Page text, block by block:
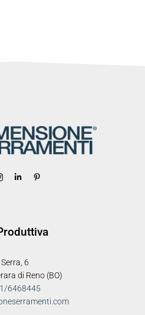
6
di Reno (BO)
6468445